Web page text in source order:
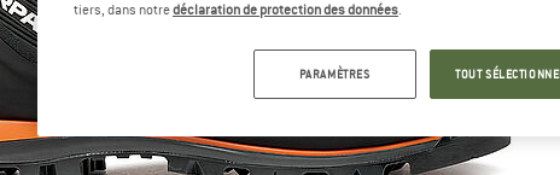
tiers, dans notredéclaration de protection des données.
PARAMÈTRES TOUT